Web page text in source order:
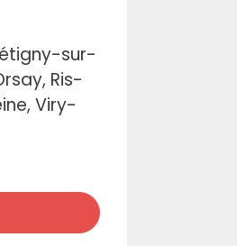
sur-
Ris-
Viry-